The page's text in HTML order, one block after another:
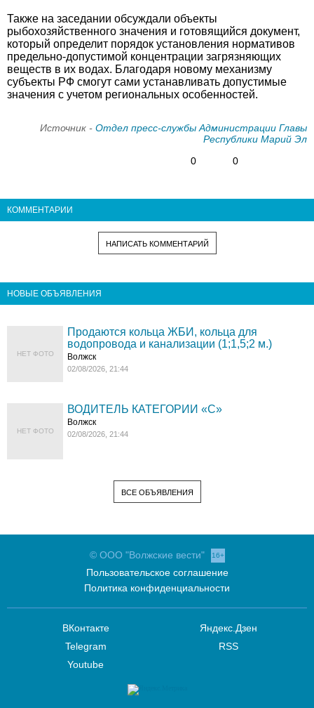
Также на заседании обсуждали объекты
рыбохозяйственного значения и готовящийся документ,
который определит порядок установления нормативов
предельно-допустимой концентрации загрязняющих
веществ в их водах. Благодаря новому механизму
субъекты РФ смогут сами устанавливать допустимые
значения с учетом региональных особенностей.
Источник - Отдел пресс-службы Администрации Главы
Республики Марий Эл
0
0
КОММЕНТАРИИ
НАПИСАТЬ КОММЕНТАРИЙ
НОВЫЕ ОБЪЯВЛЕНИЯ
НЕТ ФОТО
Продаются кольца ЖБИ, кольца для
водопровода и канализации (1;1,5;2 м.)
Волжск
02/08/2026, 21:44
НЕТ ФОТО
ВОДИТЕЛЬ КАТЕГОРИИ «C»
Волжск
02/08/2026, 21:44
ВСЕ ОБЪЯВЛЕНИЯ
© ООО "Волжские вести" 16+
Пользовательское соглашение
Политика конфиденциальности
ВКонтакте
Telegram
Youtube
Яндекс.Дзен
RSS